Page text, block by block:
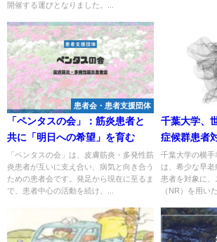
開催する運びとなりました。...
患者会・患者支援団体
「ペンタスの会」：筋炎患者と
共に「明日への希望」を育む
「ペンタスの会」は、皮膚筋炎・多発性筋
炎患者が互いに支え合い、病気と向き合う
ための患者会です。発足から現在に至るま
で、患者中心の活動を続け、...
千葉大学、
症候群患者
功―動脈硬
瘍、腎機能
千葉大学の横手
は、希少な早
患者を対象に
（NR）を用い